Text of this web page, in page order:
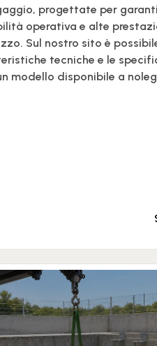
progettate per
operativa e alte
Sul nostro sito è
tecniche e le
modello disponibile a